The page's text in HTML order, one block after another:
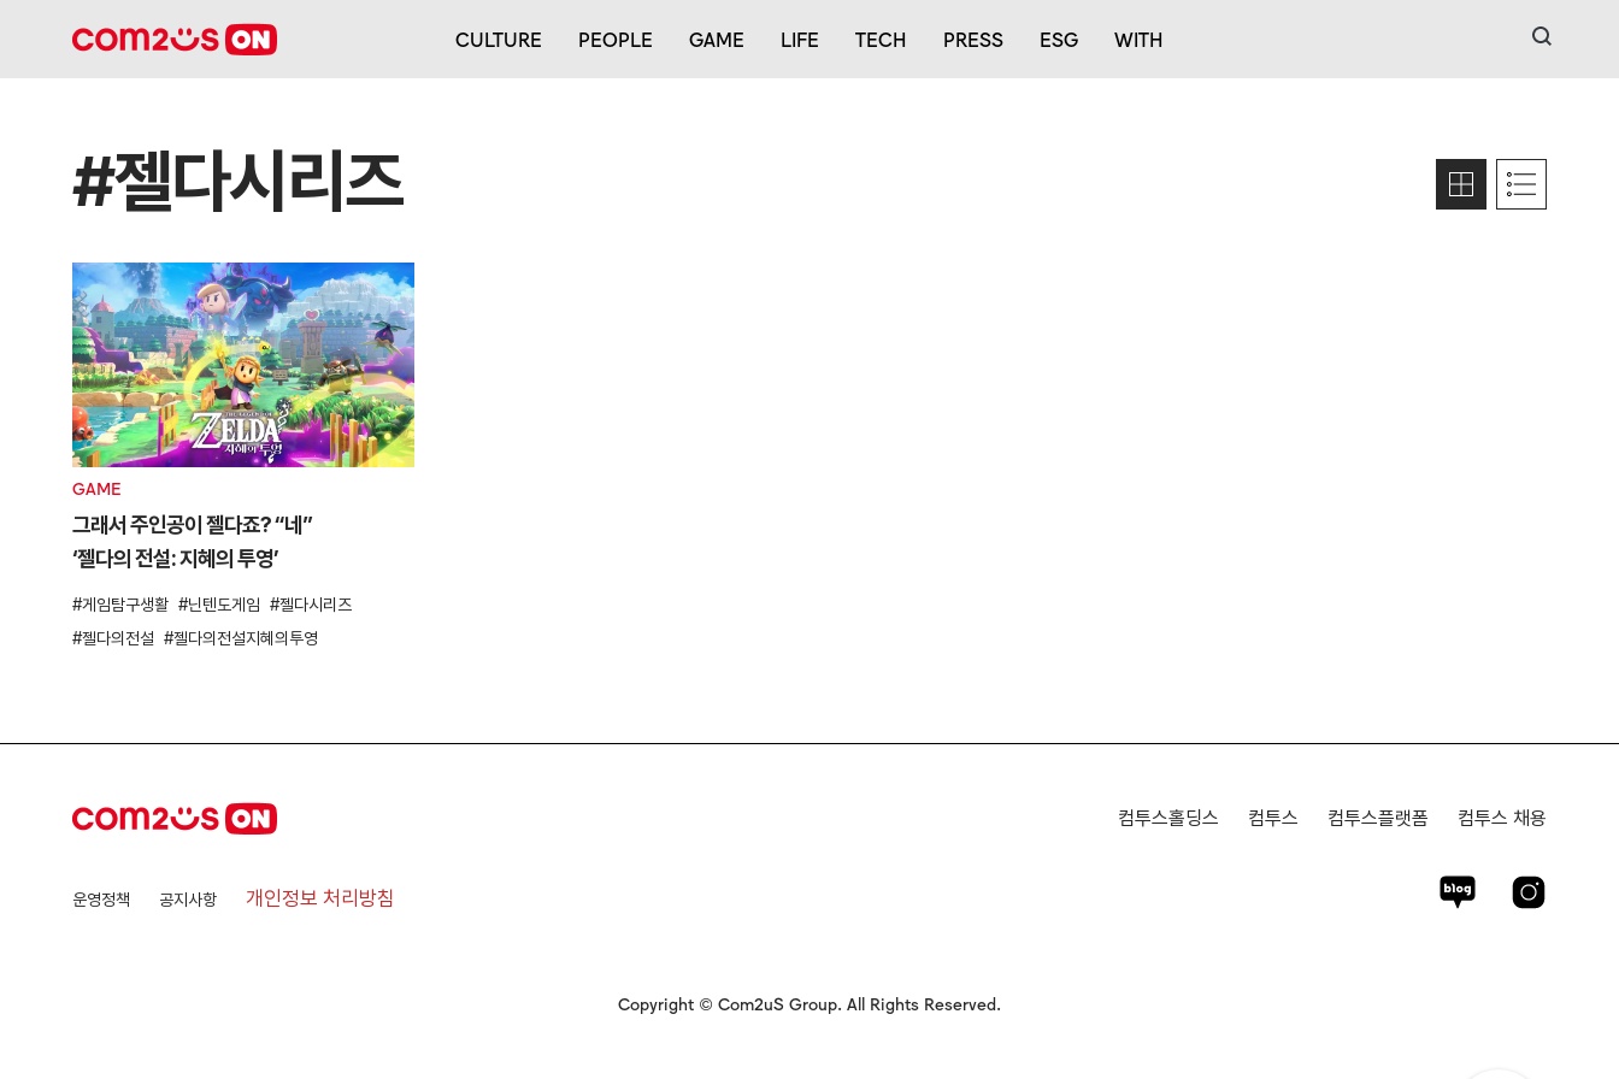
CULTURE PEOPLE GAME LIFE TECH PRESS ESG WITH 검색
#젤다시리즈
GAME
그래서 주인공이 젤다죠? “네”
‘젤다의 전설: 지혜의 투영’
게임탐구생활 닌텐도게임
젤다시리즈
젤다의전설
젤다의전설지혜의투영
운영정책 공지사항 개인정보 처리방침
컴투스홀딩스 컴투스 컴투스플랫폼 컴투스 채용
Copyright © Com2uS Group. All Rights Reserved.